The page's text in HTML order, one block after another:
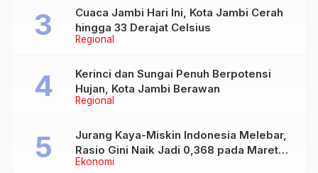
Regional
Cuaca Jambi Hari Ini, Kota Jambi Cerah
hingga 33 Derajat Celsius
Regional
Kerinci dan Sungai Penuh Berpotensi
Hujan, Kota Jambi Berawan
Ekonomi
Jurang Kaya-Miskin Indonesia Melebar,
Rasio Gini Naik Jadi 0,368 pada Maret
2026